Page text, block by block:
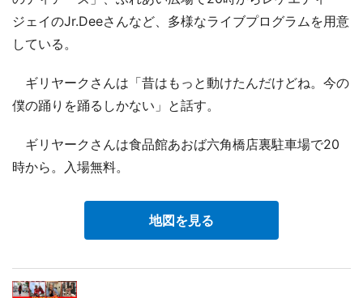
ジェイのJr.Deeさんなど、多様なライブプログラムを用意
している。
ギリヤークさんは「昔はもっと動けたんだけどね。今の
僕の踊りを踊るしかない」と話す。
ギリヤークさんは食品館あおば六角橋店裏駐車場で20
時から。入場無料。
地図を見る